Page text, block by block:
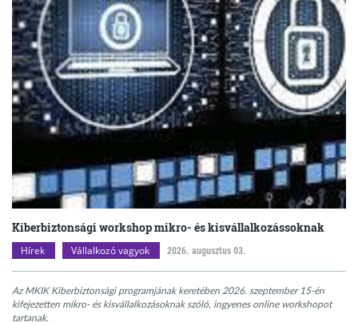
Kiberbiztonsági workshop mikro- és kisvállalkozássoknak
Hírek Vállalkozó vagyok 2026. augusztus 03.
Az MKIK Kiberbiztonsági programjának keretében 2026. szeptember 15-én
kifejezetten mikro- és kisvállalkozásoknak szóló, ingyenes online workshopot
tartanak.